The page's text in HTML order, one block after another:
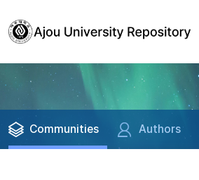
Communities Authors